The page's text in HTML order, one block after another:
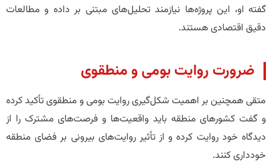
گفته او، این پروژه‌ها نیازمند تحلیل‌های مبتنی بر داده و مطالعات
دقیق اقتصادی هستند.
ضرورت روایت بومی و منطقوی
متقی همچنین بر اهمیت شکل‌گیری روایت بومی و منطقوی تأکید کرده
و گفت کشورهای منطقه باید واقعیت‌ها و فرصت‌های مشترک را از
دیدگاه خود روایت کرده و از تأثیر روایت‌های بیرونی بر فضای منطقه
خودداری کنند.